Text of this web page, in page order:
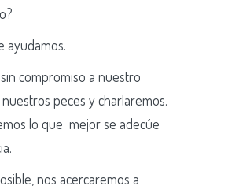
ayudamos.
sin compromiso a nuestro
peces y charlaremos.
lo que mejor se adecúe
nos acercaremos a